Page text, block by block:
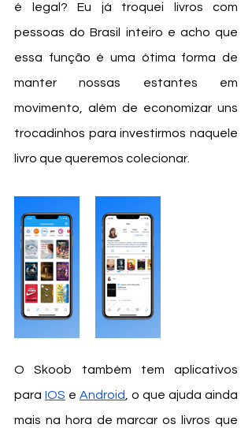
é legal? Eu já troquei livros com
pessoas do Brasil inteiro e acho que
essa função é uma ótima forma de
manter nossas estantes em
movimento, além de economizar uns
trocadinhos para investirmos naquele
livro que queremos colecionar.
O Skoob também tem aplicativos
para IOS e Android, o que ajuda ainda
mais na hora de marcar os livros que